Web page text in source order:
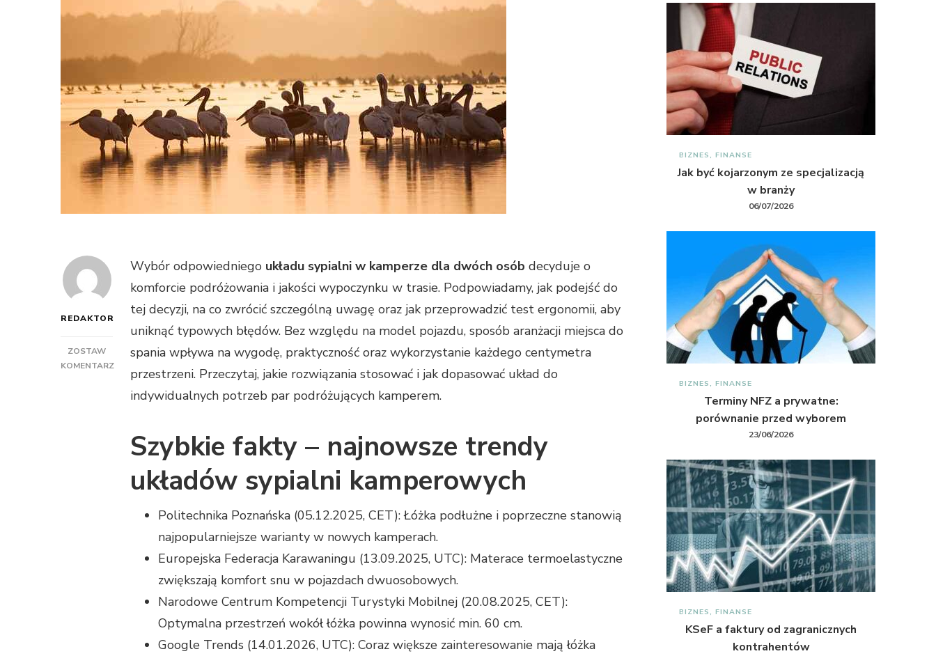
REDAKTOR
ZOSTAW
KOMENTARZ
Wybór odpowiedniego układu sypialni w kamperze dla dwóch osób decyduje o
komforcie podróżowania i jakości wypoczynku w trasie. Podpowiadamy, jak podejść do
tej decyzji, na co zwrócić szczególną uwagę oraz jak przeprowadzić test ergonomii, aby
uniknąć typowych błędów. Bez względu na model pojazdu, sposób aranżacji miejsca do
spania wpływa na wygodę, praktyczność oraz wykorzystanie każdego centymetra
przestrzeni. Przeczytaj, jakie rozwiązania stosować i jak dopasować układ do
indywidualnych potrzeb par podróżujących kamperem.
Szybkie fakty – najnowsze trendy
układów sypialni kamperowych
Politechnika Poznańska (05.12.2025, CET): Łóżka podłużne i poprzeczne stanowią
najpopularniejsze warianty w nowych kamperach.
Europejska Federacja Karawaningu (13.09.2025, UTC): Materace termoelastyczne
zwiększają komfort snu w pojazdach dwuosobowych.
Narodowe Centrum Kompetencji Turystyki Mobilnej (20.08.2025, CET):
Optymalna przestrzeń wokół łóżka powinna wynosić min. 60 cm.
Google Trends (14.01.2026, UTC): Coraz większe zainteresowanie mają łóżka
BIZNES, FINANSE
Jak być kojarzonym ze specjalizacją
w branży
06/07/2026
BIZNES, FINANSE
Terminy NFZ a prywatne:
porównanie przed wyborem
23/06/2026
BIZNES, FINANSE
KSeF a faktury od zagranicznych
kontrahentów